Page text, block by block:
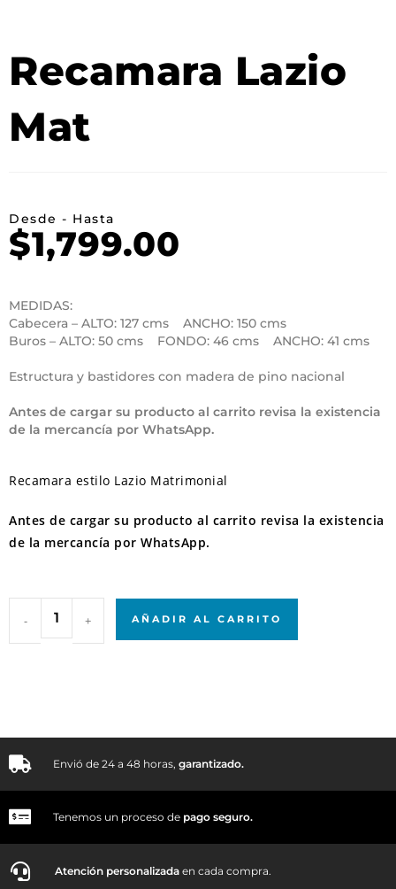
Recamara Lazio
Mat
Desde - Hasta
$1,799.00
MEDIDAS:
Cabecera – ALTO: 127 cms ANCHO: 150 cms
Buros – ALTO: 50 cms FONDO: 46 cms ANCHO: 41 cms
Estructura y bastidores con madera de pino nacional
Antes de cargar su producto al carrito revisa la existencia
de la mercancía por WhatsApp.
Recamara estilo Lazio Matrimonial
Antes de cargar su producto al carrito revisa la existencia
de la mercancía por WhatsApp.
- + AÑADIR AL CARRITO
Envió de 24 a 48 horas, garantizado.
Tenemos un proceso de pago seguro.
Atención personalizada en cada compra.